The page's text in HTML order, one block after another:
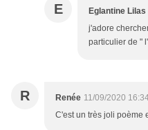
E Eglantine Lilas
j'adore
particulier de "
R Renée 11/09/2020
C'est un très joli poème